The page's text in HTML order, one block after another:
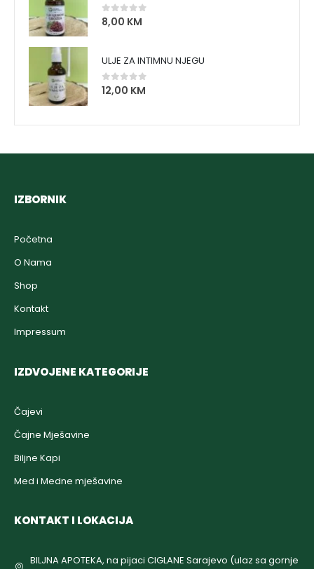
0 out of 5
8,00 KM
ULJE ZA INTIMNU NJEGU
0out of 5
12,00 KM
IZBORNIK
Početna
O Nama
Shop
Kontakt
Impressum
IZDVOJENE KATEGORIJE
Čajevi
Čajne Mješavine
Biljne Kapi
Med i Medne mješavine
KONTAKT I LOKACIJA
BILJNA APOTEKA, na pijaci CIGLANE Sarajevo (ulaz sa gornje